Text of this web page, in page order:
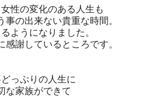
性の変化のある人生も
事の出来ない貴重な時間。
ようになりました。
感謝しているところです。
っぷりの人生に
な家族ができて